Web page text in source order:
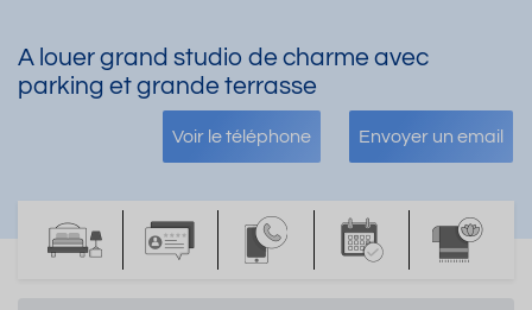
A louer grand studio de charme avec
parking et grande terrasse
Voir le téléphone Envoyer un email